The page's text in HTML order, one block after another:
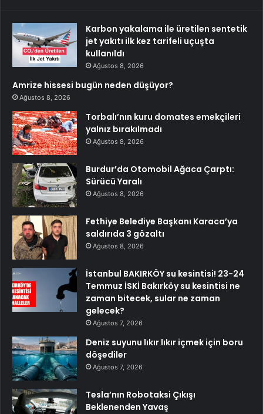
Karbon yakalama ile üretilen sentetik
jet yakıtı ilk kez tarifeli uçuşta
kullanıldı
Ağustos 8, 2026
Amrize hissesi bugün neden düşüyor?
Ağustos 8, 2026
Torbalı’nın kuru domates emekçileri
yalnız bırakılmadı
Ağustos 8, 2026
Burdur’da Otomobil Ağaca Çarptı:
Sürücü Yaralı
Ağustos 8, 2026
Fethiye Belediye Başkanı Karaca’ya
saldırıda 3 gözaltı
Ağustos 8, 2026
İstanbul BAKIRKÖY su kesintisi! 23-24
Temmuz İSKİ Bakırköy su kesintisi ne
zaman bitecek, sular ne zaman
gelecek?
Ağustos 7, 2026
Deniz suyunu lıkır lıkır içmek için boru
döşediler
Ağustos 7, 2026
Tesla’nın Robotaksi Çıkışı
Beklenenden Yavaş